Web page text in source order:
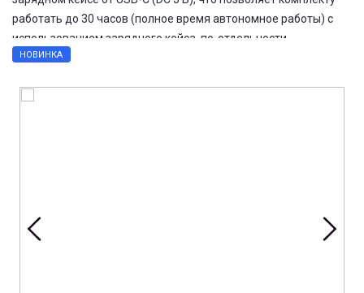
работать до 30 часов (полное время автономное работы) с
использованием зарядного кейса, по-отдельности
компоненты могут непрерывно работать 9 часов.
НОВИНКА